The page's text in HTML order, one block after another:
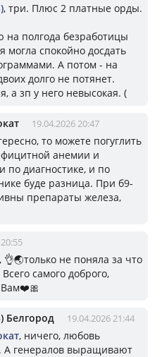
, три. Плюс 2 платные орды.
на полгода безработицы
могла спокойно досдать
А потом - на
долго не потянет.
а зп у него невысокая. (
19.04.2026 20:47
то можете погуглить
анемии и
по диагностике, и по
буде разница. При б9-
препараты железа,
не поняла за что
самого доброго,
Вам❤️🎀
Белгород 19.04.2026 21:44
, ничего, любовь
А генералов выращивают